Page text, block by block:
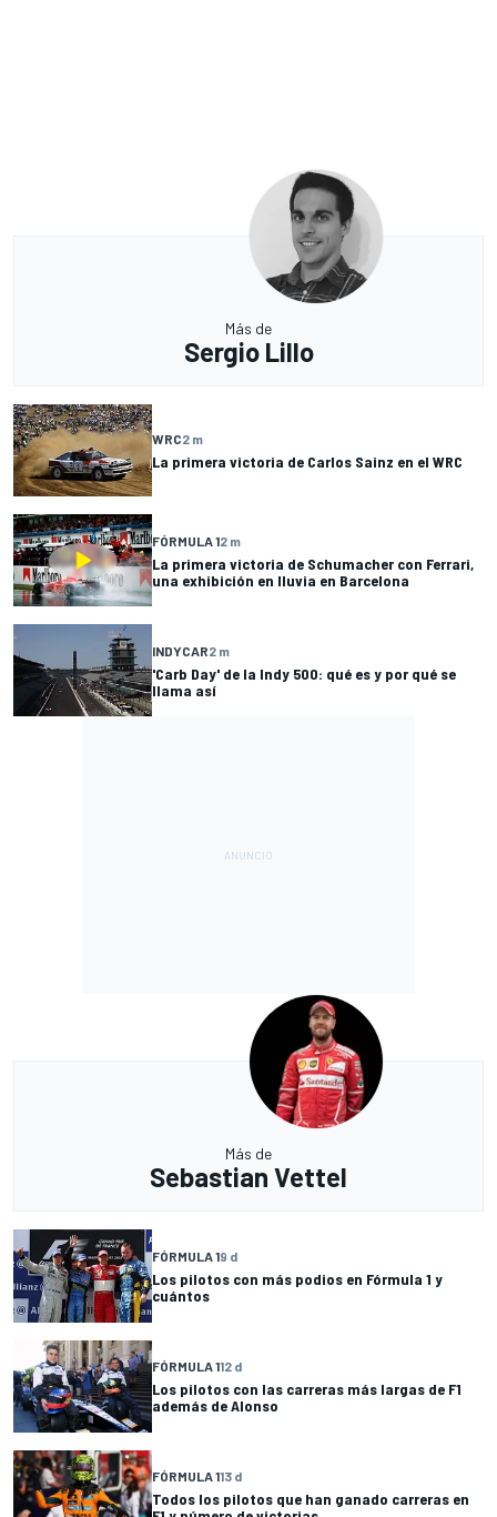
Más de
Sergio Lillo
WRC2 m
La primera victoria de Carlos Sainz en el WRC
FÓRMULA 12 m
La primera victoria de Schumacher con Ferrari,
una exhibición en lluvia en Barcelona
INDYCAR2 m
'Carb Day' de la Indy 500: qué es y por qué se
llama así
Más de
Sebastian Vettel
FÓRMULA 19 d
Los pilotos con más podios en Fórmula 1 y
cuántos
FÓRMULA 112 d
Los pilotos con las carreras más largas de F1
además de Alonso
FÓRMULA 113 d
Todos los pilotos que han ganado carreras en